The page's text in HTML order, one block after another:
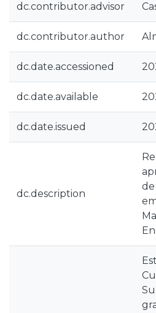
dc.contributor.advisor
dc.contributor.author
dc.date.accessioned
dc.date.available
dc.date.issued
dc.description